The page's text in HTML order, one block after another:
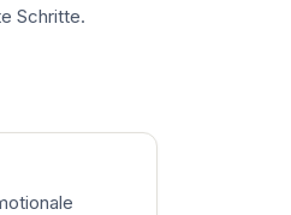
Schritte.